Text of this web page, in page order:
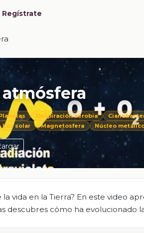
Regístrate
Respiración aerobia
Luz solar Magnetosfera Núcleo
vida en la Tierra? En este video
descubres cómo ha evolucionado